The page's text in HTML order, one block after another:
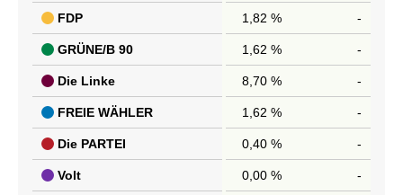
FDP 1,82 % -
GRÜNE/B 90 1,62 % -
Die Linke 8,70 % -
FREIE WÄHLER 1,62 % -
Die PARTEI 0,40 % -
Volt 0,00 % -